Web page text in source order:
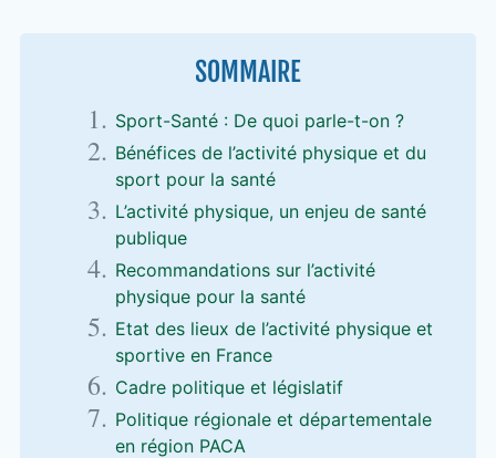
SOMMAIRE
Sport-Santé : De quoi parle-t-on ?
Bénéfices de l’activité physique et du
sport pour la santé
L’activité physique, un enjeu de santé
publique
Recommandations sur l’activité
physique pour la santé
Etat des lieux de l’activité physique et
sportive en France
Cadre politique et législatif
Politique régionale et départementale
en région PACA